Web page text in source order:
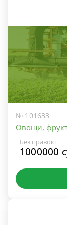
№ 101633
Овощи,
Без правок:
1000000